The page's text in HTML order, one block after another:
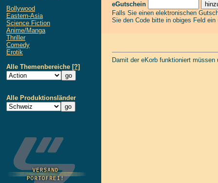
Bollywood
Eastern-Asia
Science Fiction
Anime/Manga
Thriller
Comedy
Erotik
Alle Themenbereiche [?]
Alle Produktionsländer
eGutschein
Falls Sie einen elektronischen
Sie den Code bitte in obiges Feld
Damit der eKorb funktioniert